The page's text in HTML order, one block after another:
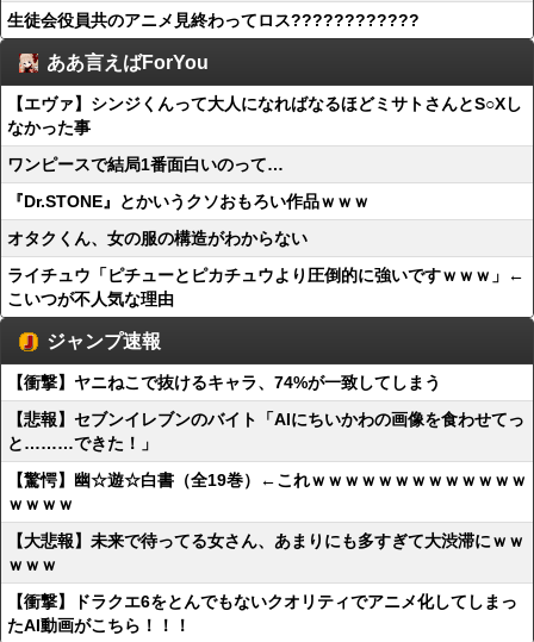
生徒会役員共のアニメ見終わってロス????????????
ああ言えばForYou
【エヴァ】シンジくんって大人になればなるほどミサトさんとS○Xし
なかった事
ワンピースで結局1番面白いのって…
『Dr.STONE』とかいうクソおもろい作品ｗｗｗ
オタクくん、女の服の構造がわからない
ライチュウ「ピチューとピカチュウより圧倒的に強いですｗｗｗ」←
こいつが不人気な理由
ジャンプ速報
【衝撃】ヤニねこで抜けるキャラ、74%が一致してしまう
【悲報】セブンイレブンのバイト「AIにちいかわの画像を食わせてっ
と………できた！」
【驚愕】幽☆遊☆白書（全19巻）←これｗｗｗｗｗｗｗｗｗｗｗｗｗ
ｗｗｗｗ
【大悲報】未来で待ってる女さん、あまりにも多すぎて大渋滞にｗｗ
ｗｗｗ
【衝撃】ドラクエ6をとんでもないクオリティでアニメ化してしまっ
たAI動画がこちら！！！